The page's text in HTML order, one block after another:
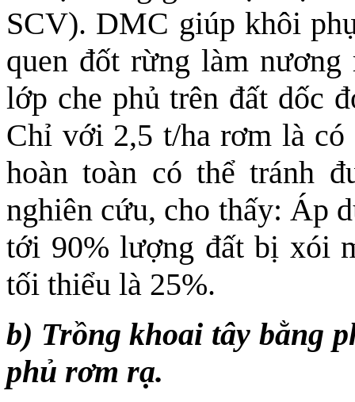
SCV). DMC giúp khôi
quen đốt rừng làm
lớp che phủ trên đất dốc
Chỉ với 2,5 t/ha rơm là có
hoàn toàn có thể tránh
nghiên cứu, cho thấy: Áp
tới 90% lượng đất bị xói
tối thiểu là 25%.
b) Trồng khoai tây bằng
phủ rơm rạ.